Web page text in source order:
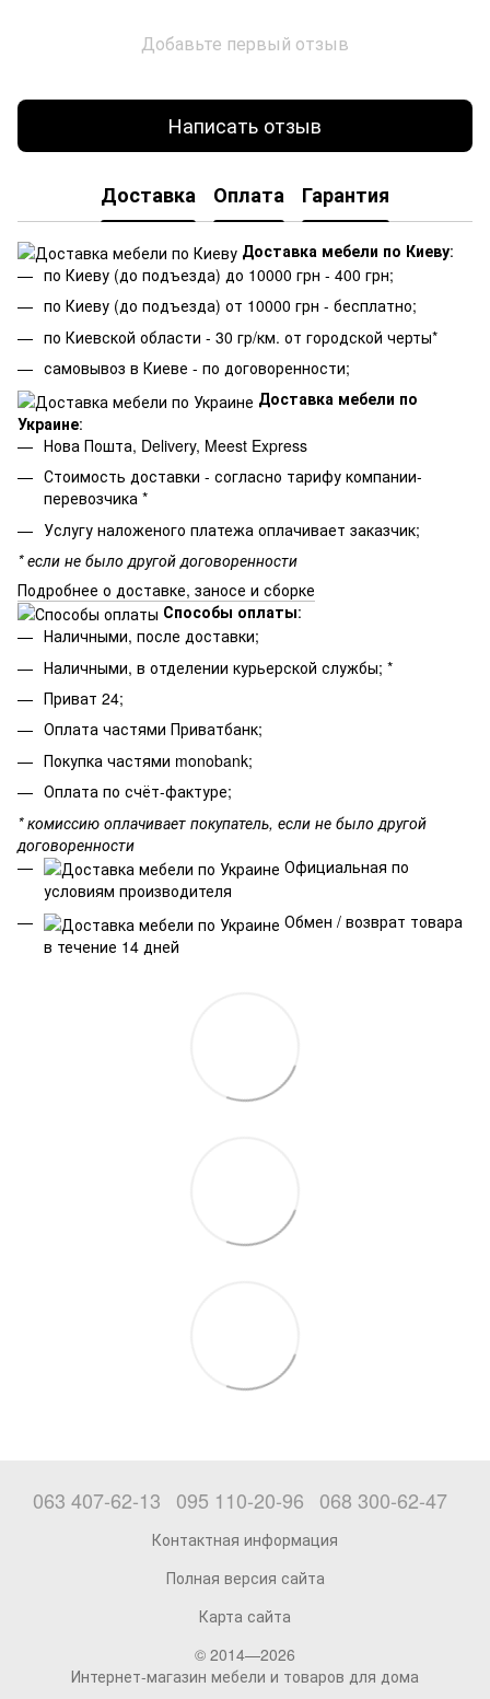
Добавьте первый отзыв
Написать отзыв
Доставка Оплата Гарантия
Доставка мебели по Киеву:
по Киеву (до подъезда) до 10000 грн - 400 грн;
по Киеву (до подъезда) от 10000 грн - бесплатно;
по Киевской области - 30 гр/км. от городской черты*
самовывоз в Киеве - по договоренности;
Доставка мебели по
Украине:
Нова Пошта, Delivery, Meest Express
Стоимость доставки - согласно тарифу компании-
перевозчика *
Услугу наложеного платежа оплачивает заказчик;
* если не было другой договоренности
Подробнее о доставке, заносе и сборке
Способы оплаты:
Наличными, после доставки;
Наличными, в отделении курьерской службы; *
Приват 24;
Оплата частями Приватбанк;
Покупка частями monobank;
Оплата по счёт-фактуре;
* комиссию оплачивает покупатель, если не было другой
договоренности
Официальная по
условиям производителя
Обмен / возврат товара
в течение 14 дней
063 407-62-13 095 110-20-96 068 300-62-47
Контактная информация
Полная версия сайта
Карта сайта
© 2014—2026
Интернет-магазин мебели и товаров для дома